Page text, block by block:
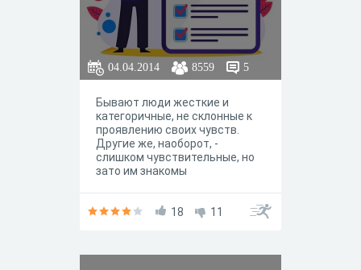
04.04.2014 8559 5
Бывают люди жесткие и
категоричные, не склонные к
проявлению своих чувств.
Другие же, наоборот, -
слишком чувствительные, но
зато им знакомы
каким человеком можно
18 11